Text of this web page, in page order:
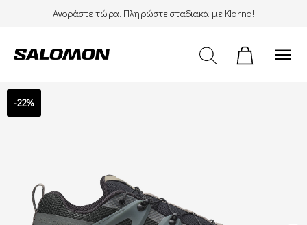
Αγοράστε τώρα. Πληρώστε σταδιακά με Klarna!
menu
-22%